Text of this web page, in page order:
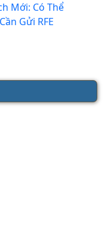
Mới: Có Thể
Gửi RFE